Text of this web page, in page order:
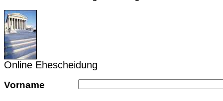
Online Ehescheidung
Vorname